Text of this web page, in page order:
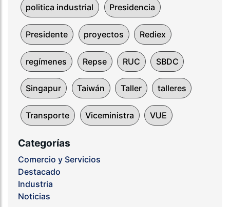
politica industrial Presidencia
Presidente proyectos Rediex
regímenes Repse RUC SBDC
Singapur Taiwán Taller talleres
Transporte Viceministra VUE
Categorías
Comercio y Servicios
Destacado
Industria
Noticias